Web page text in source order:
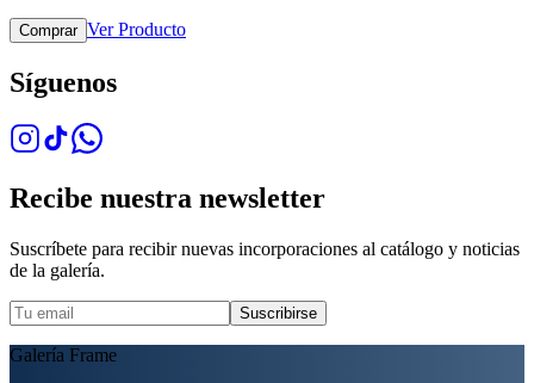
Comprar Ver Producto
Síguenos
Recibe nuestra newsletter
Suscríbete para recibir nuevas incorporaciones al catálogo y noticias
de la galería.
Suscribirse
Galería Frame